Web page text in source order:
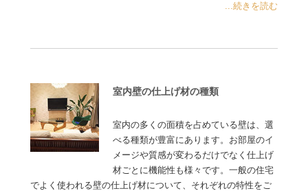
...続きを読む
室内壁の仕上げ材の種類
室内の多くの面積を占めている壁は、選
べる種類が豊富にあります。お部屋のイ
メージや質感が変わるだけでなく仕上げ
材ごとに機能性も様々です。一般の住宅
でよく使われる壁の仕上げ材について、それぞれの特性をご